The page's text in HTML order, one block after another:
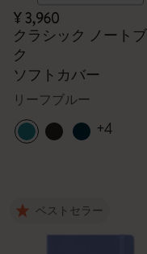
¥ 3,960
クラシック ノート
ク
ソフトカバー
リーフブルー
+4
ベストセラー